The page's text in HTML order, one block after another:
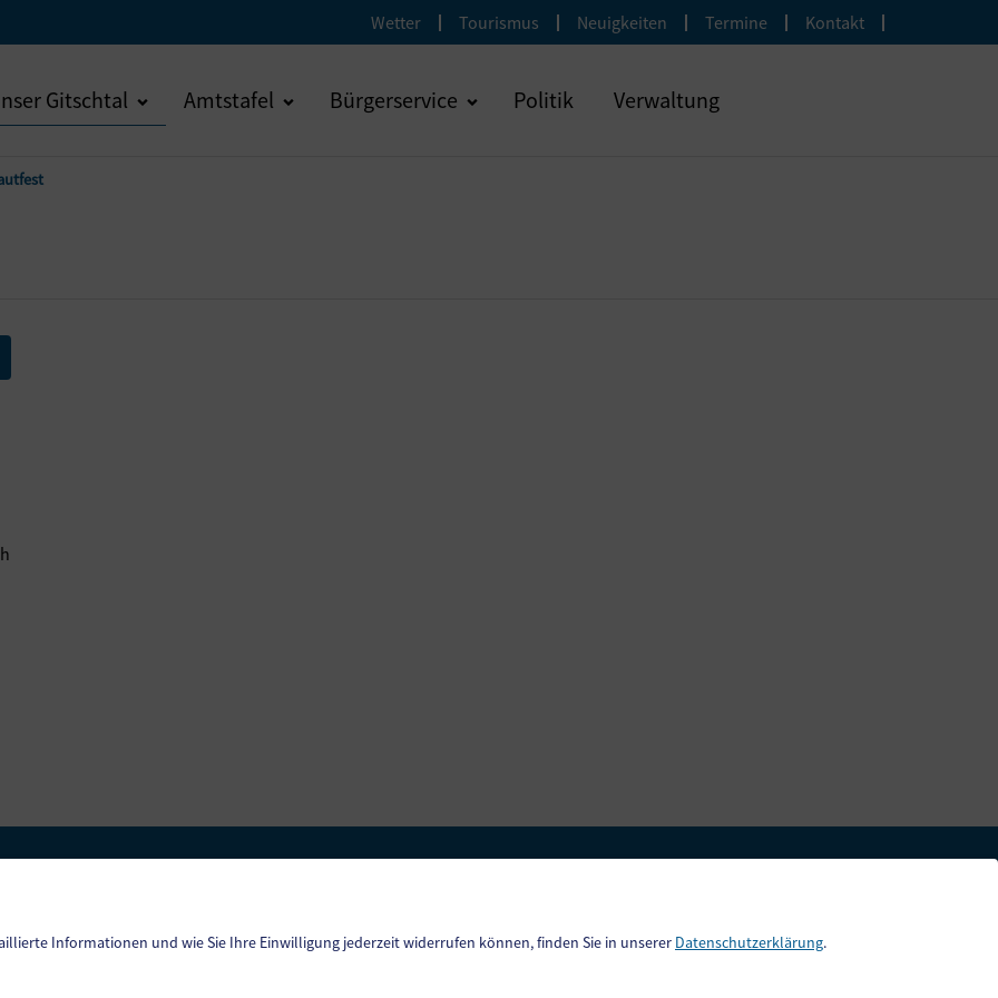
Wetter Tourismus Neuigkeiten Termine Kontakt
Gitschtal Amtstafel Bürgerservice Politik Verwaltung
Datenschutz
Termine
Informationen und wie Sie Ihre Einwilligung jederzeit widerrufen können, finden Sie in unserer Datenschutzerklärung.